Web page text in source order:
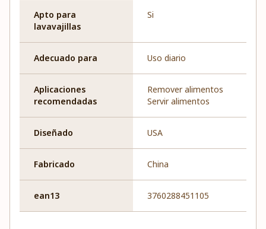
Apto para
lavavajillas
Si
Adecuado para Uso diario
Aplicaciones
recomendadas
Remover alimentos
Servir alimentos
Diseñado USA
Fabricado China
ean13 3760288451105